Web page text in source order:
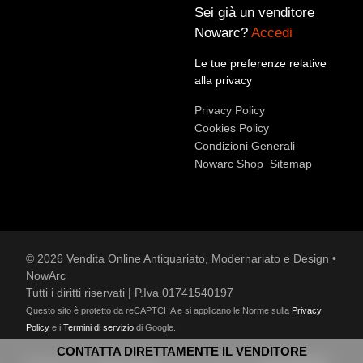
CONTATTA DIRETTAMENTE IL VENDITORE
Accetto le condizioni sullaprivacy policy*.
Voglio rimanere aggiornato sulle ultime novità.
Sei già un venditore
Nowarc? Accedi
Le tue preferenze relative
alla privacy
Privacy Policy
Cookies Policy
Condizioni Generali
Nowarc Shop Sitemap
© 2026 Vendita Online Antiquariato, Modernariato e Design •
NowArc
Tutti i diritti riservati | P.Iva 01741540197
Questo sito è protetto da reCAPTCHA e si applicano le Norme sulla Privacy
Policy e i Termini di servizio di Google.